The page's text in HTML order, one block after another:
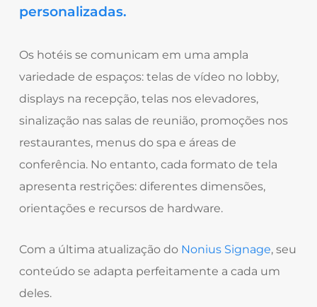
personalizadas.
Os hotéis se comunicam em uma ampla
variedade de espaços: telas de vídeo no lobby,
displays na recepção, telas nos elevadores,
sinalização nas salas de reunião, promoções nos
restaurantes, menus do spa e áreas de
conferência. No entanto, cada formato de tela
apresenta restrições: diferentes dimensões,
orientações e recursos de hardware.
Com a última atualização do Nonius Signage, seu
conteúdo se adapta perfeitamente a cada um
deles.